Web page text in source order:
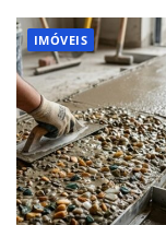
IMÓVEIS